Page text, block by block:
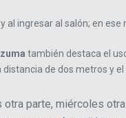
ingresar al salón; en
también destaca el
de dos metros y
otra parte, miércoles